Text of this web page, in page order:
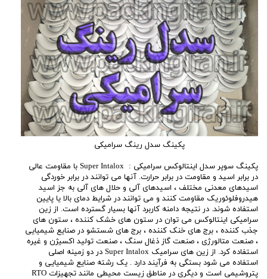
پکینگ سدل رینگ سرامیکی
پکینگ سوپر سدل اینتالوکس سرامیکی : Super Intalox با مقاومت عالی
در برابر اسید و مقاومت در برابر حرارت. آنها می توانند در برابر خوردگی
اسیدهای معدنی مختلف ، اسیدهای آلی و حلال های آلی به جز اسید
هیدروفلوئوریک مقاومت کنند و می توانند در شرایط دمای بالا یا پایین
استفاده شوند. در نتیجه دامنه کاربرد آنها بسیار گسترده است. از زین
سرامیکی اینتالوکس می توان در ستون های خشک کننده ، ستون های
جذب کننده ، برج های خنک کننده ، برج های شستشو در صنایع شیمیایی
، صنعت متالورژی ، صنعت گاز ذغال سنگ ، صنعت تولید اکسیژن و غیره
استفاده کرد. از زین های سرامیک Super Intalox در دو زمینه اصلی
استفاده می شود بستگی به فرآیند دارد . یک رشته صنایع شیمیایی و
پتروشیمی است و دیگری در مناطق زیست محیطی مانند تجهیزات RTO